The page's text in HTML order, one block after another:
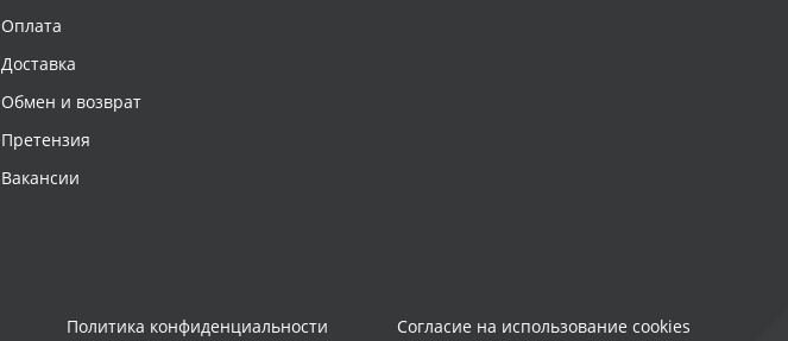
Оплата
Доставка
Обмен и возврат
Претензия
Вакансии
Политика конфиденциальности Согласие на использование cookies